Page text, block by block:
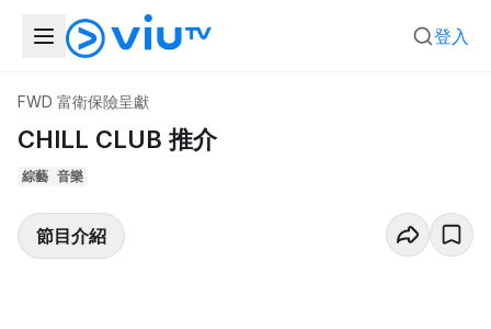
登入
FWD 富衛保險呈獻
CHILL CLUB 推介
綜藝 音樂
節目介紹